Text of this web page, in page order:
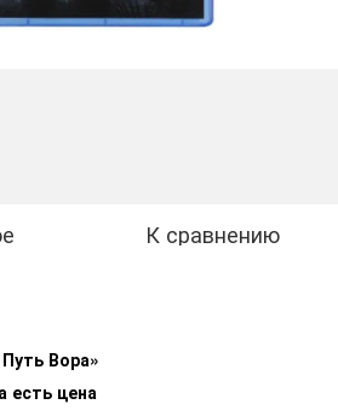
К сравнению
Вора»
есть цена